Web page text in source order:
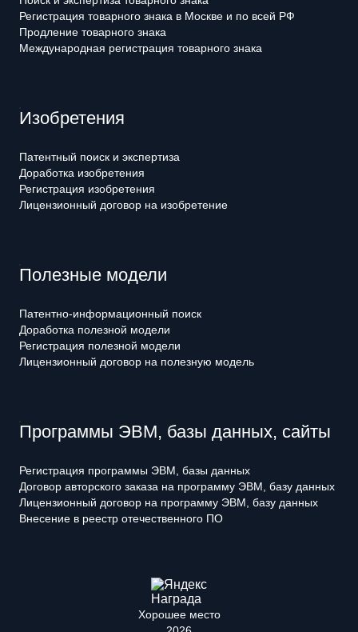
Регистрация товарного знака в Москве и по всей РФ
Продление товарного знака
Международная регистрация товарного знака
Изобретения
Патентный поиск и экспертиза
Доработка изобретения
Регистрация изобретения
Лицензионный договор на изобретение
Полезные модели
Патентно-информационный поиск
Доработка полезной модели
Регистрация полезной модели
Лицензионный договор на полезную модель
Программы ЭВМ, базы данных, сайты
Регистрация программы ЭВМ, базы данных
Договор авторского заказа на программу ЭВМ, базу данных
Лицензионный договор на программу ЭВМ, базу данных
Внесение в реестр отечественного ПО
Хорошее место